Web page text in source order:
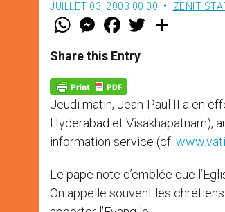
JUILLET 03, 2003 00:00 ZENIT
W
t
s
p
p
M
e
s
e
g
e
r
F
a
e
b
k
w
Share this Entry
Jeudi matin, Jean-Paul II a en
Hyderabad et Visakhapatnam),
information service (cf.
Le pape note d’emblée que
On appelle souvent les